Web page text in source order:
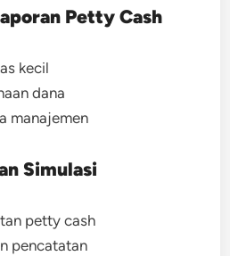
Petty Cash
kecil
dana
manajemen
Simulasi
petty cash
pencatatan